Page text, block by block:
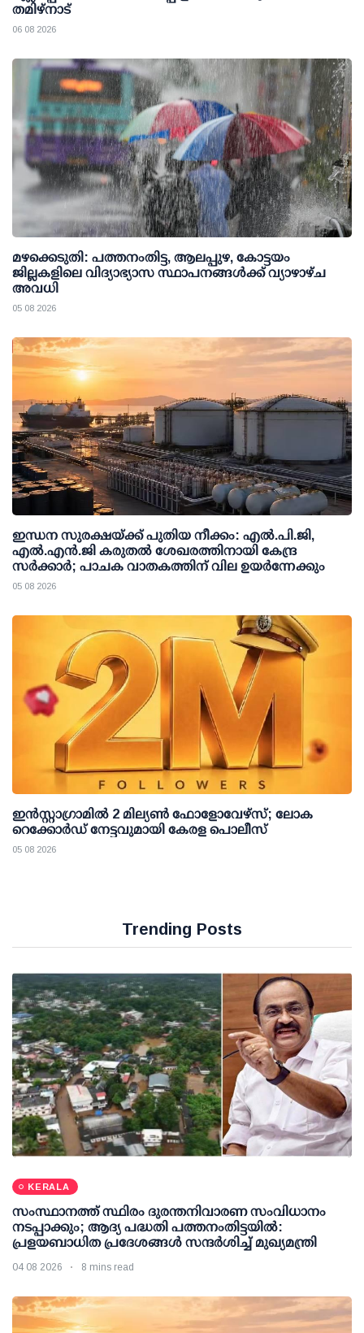
തമിഴ്നാട്
06 08 2026
മഴക്കെടുതി: പത്തനംതിട്ട, ആലപ്പുഴ, കോട്ടയം
ജില്ലകളിലെ വിദ്യാഭ്യാസ സ്ഥാപനങ്ങള്‍ക്ക് വ്യാഴാഴ്ച
അവധി
05 08 2026
ഇന്ധന സുരക്ഷയ്ക്ക് പുതിയ നീക്കം: എല്‍.പി.ജി,
എല്‍.എന്‍.ജി കരുതല്‍ ശേഖരത്തിനായി കേന്ദ്ര
സര്‍ക്കാര്‍; പാചക വാതകത്തിന് വില ഉയര്‍ന്നേക്കും
05 08 2026
ഇന്‍സ്റ്റാഗ്രാമില്‍ 2 മില്യണ്‍ ഫോളോവേഴ്സ്; ലോക
റെക്കോര്‍ഡ് നേട്ടവുമായി കേരള പൊലീസ്
05 08 2026
Trending Posts
KERALA
സംസ്ഥാനത്ത് സ്ഥിരം ദുരന്തനിവാരണ സംവിധാനം
നടപ്പാക്കും; ആദ്യ പദ്ധതി പത്തനംതിട്ടയില്‍:
പ്രളയബാധിത പ്രദേശങ്ങള്‍ സന്ദര്‍ശിച്ച് മുഖ്യമന്ത്രി
04 08 2026 8 mins read